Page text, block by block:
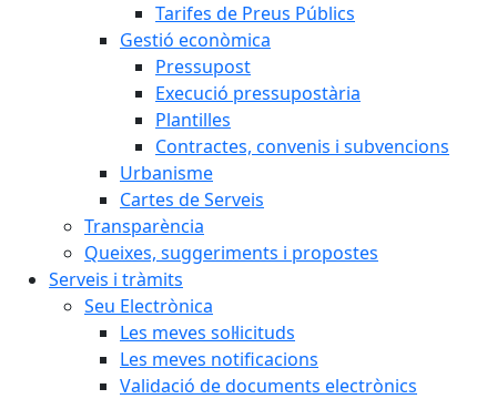
Tarifes de Preus Públics
Gestió econòmica
Pressupost
Execució pressupostària
Plantilles
Contractes, convenis i subvencions
Urbanisme
Cartes de Serveis
Transparència
Queixes, suggeriments i propostes
Serveis i tràmits
Seu Electrònica
Les meves sol·licituds
Les meves notificacions
Validació de documents electrònics